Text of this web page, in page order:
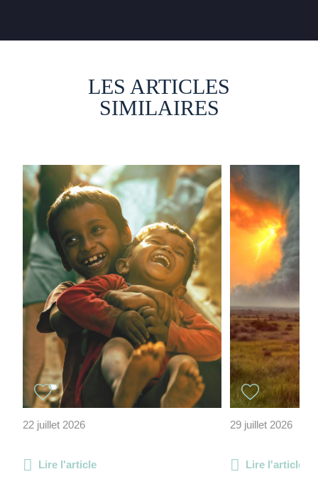
LES ARTICLES
SIMILAIRES
22 juillet 2026
Lire l'article
29 juillet 2026
Lire l'article